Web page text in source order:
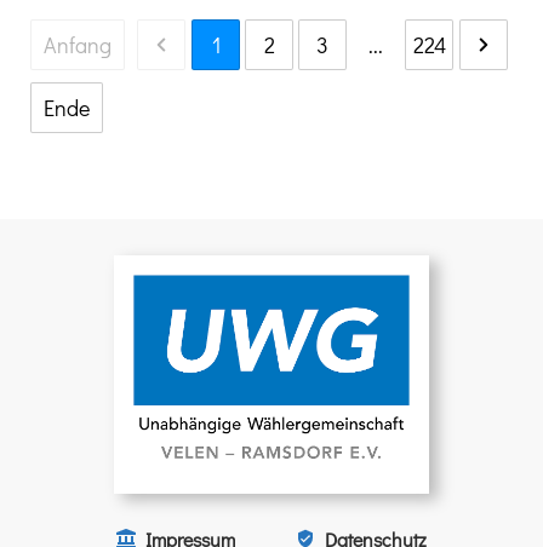
Anfang 1 2 3 ... 224
Ende
Impressum Datenschutz